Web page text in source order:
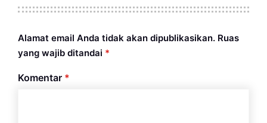
Alamat email Anda tidak akan dipublikasikan. Ruas
yang wajib ditandai *
Komentar *